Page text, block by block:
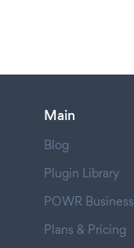
Main
Blog
Plugin Library
POWR Business
Plans & Pricing